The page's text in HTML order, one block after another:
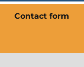
Contact form